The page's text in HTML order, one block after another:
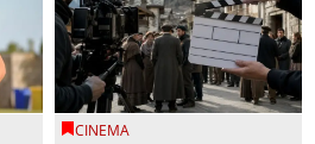
CINEMA